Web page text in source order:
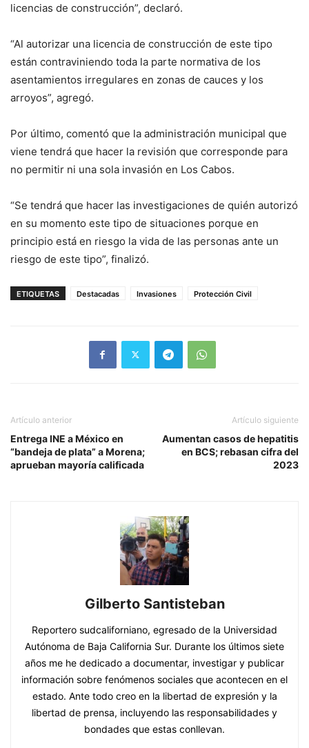
licencias de construcción”, declaró.
“Al autorizar una licencia de construcción de este tipo
están contraviniendo toda la parte normativa de los
asentamientos irregulares en zonas de cauces y los
arroyos”, agregó.
Por último, comentó que la administración municipal que
viene tendrá que hacer la revisión que corresponde para
no permitir ni una sola invasión en Los Cabos.
“Se tendrá que hacer las investigaciones de quién autorizó
en su momento este tipo de situaciones porque en
principio está en riesgo la vida de las personas ante un
riesgo de este tipo”, finalizó.
ETIQUETAS Destacadas Invasiones Protección Civil
Artículo anterior
Entrega INE a México en
“bandeja de plata” a Morena;
aprueban mayoría calificada
Artículo siguiente
Aumentan casos de hepatitis
en BCS; rebasan cifra del
2023
Gilberto Santisteban
Reportero sudcaliforniano, egresado de la Universidad
Autónoma de Baja California Sur. Durante los últimos siete
años me he dedicado a documentar, investigar y publicar
información sobre fenómenos sociales que acontecen en el
estado. Ante todo creo en la libertad de expresión y la
libertad de prensa, incluyendo las responsabilidades y
bondades que estas conllevan.